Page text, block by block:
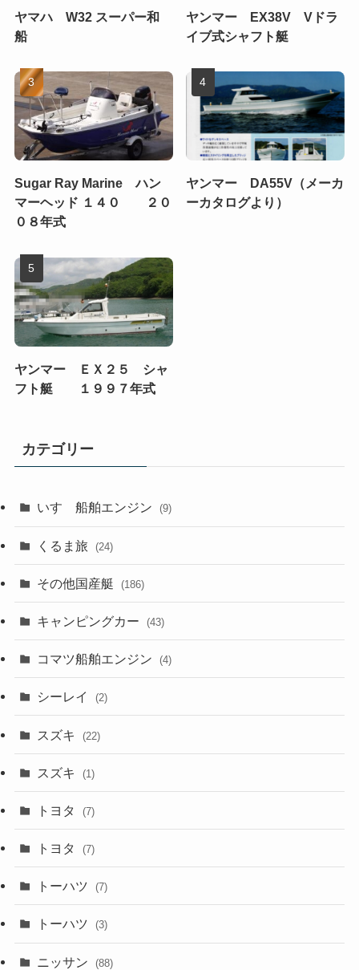
ヤマハ W32 スーパー和
船
ヤンマー EX38V Vドラ
イブ式シャフト艇
Sugar Ray Marine ハン
マーヘッド １４０ ２０
０８年式
ヤンマー DA55V（メーカ
ーカタログより）
ヤンマー ＥＸ２５ シャ
フト艇 １９９７年式
カテゴリー
いすゞ船舶エンジン (9)
くるま旅 (24)
その他国産艇 (186)
キャンピングカー (43)
コマツ船舶エンジン (4)
シーレイ (2)
スズキ (22)
スズキ (1)
トヨタ (7)
トヨタ (7)
トーハツ (7)
トーハツ (3)
ニッサン (88)